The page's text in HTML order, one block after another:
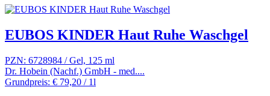
EUBOS KINDER Haut Ruhe Waschgel
PZN: 6728984 / Gel, 125 ml
Dr. Hobein (Nachf.) GmbH - med....
Grundpreis: € 79,20 / 1l